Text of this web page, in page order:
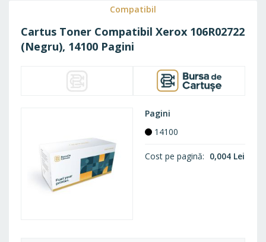
Compatibil
Cartus Toner Compatibil Xerox 106R02722
(Negru), 14100 Pagini
Pagini
14100
Cost pe pagină 0,004 Lei